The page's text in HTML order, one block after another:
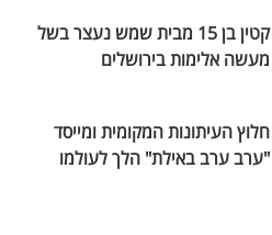
קטין בן 15 מבית שמש נעצר בשל
מעשה אלימות בירושלים
חלוץ העיתונות המקומית ומייסד
"ערב ערב באילת" הלך לעולמו